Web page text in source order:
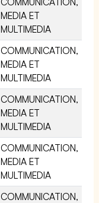
MEDIA ET
MULTIMEDIA
COMMUNICATION,
MEDIA ET
MULTIMEDIA
COMMUNICATION,
MEDIA ET
MULTIMEDIA
COMMUNICATION,
MEDIA ET
MULTIMEDIA
COMMUNICATION,